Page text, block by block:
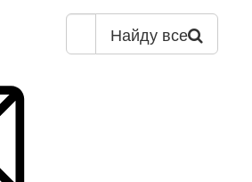
Найду все